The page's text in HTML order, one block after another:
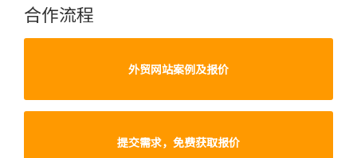
合作流程
外贸网站案例及报价
提交需求，免费获取报价